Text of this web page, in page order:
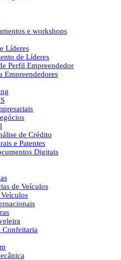
e workshops
Líderes
de Líderes
Perfil Empreendedor
Empreendedores
de Crédito
e Patentes
Digitais
de Veículos
Confeitaria